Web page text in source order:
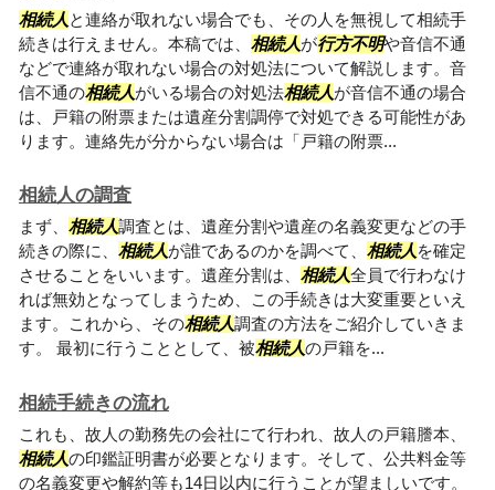
相続人 と連絡が取れない場合でも、その人を無視して相続手
続きは行えません。本稿では、 相続人が行方不明や音信不通
などで連絡が取れない場合の対処法について解説します。音
信不通の相続人がいる場合の対処法相続人が音信不通の場合
は、戸籍の附票または遺産分割調停で対処できる可能性があ
ります。連絡先が分からない場合は「戸籍の附票...
相続人の調査
まず、 相続人調査とは、遺産分割や遺産の名義変更などの手
続きの際に、 相続人が誰であるのかを調べて、 相続人 を確定
させることをいいます。遺産分割は、 相続人全員で行わなけ
れば無効となってしまうため、この手続きは大変重要といえ
ます。これから、その相続人調査の方法をご紹介していきま
す。 最初に行うこととして、被相続人の戸籍を...
相続手続きの流れ
これも、故人の勤務先の会社にて行われ、故人の戸籍謄本、
相続人の印鑑証明書が必要となります。そして、公共料金等
の名義変更や解約等も14日以内に行うことが望ましいです。